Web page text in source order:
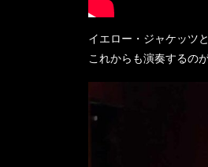
イエロー・ジャケッツ
これからも演奏するの